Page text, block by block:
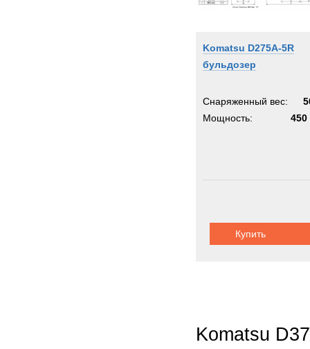
Komatsu D275A-5R
бульдозер
Снаряженный вес:
Мощность:
450
Купить
Komatsu